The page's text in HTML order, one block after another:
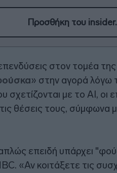
Προσθήκη του
στον τομέα της
» στην αγορά λόγω
σχετίζονται με το AI, οι
θέσεις τους, σύμφωνα
επειδή υπάρχει
«Αν κοιτάξετε τις